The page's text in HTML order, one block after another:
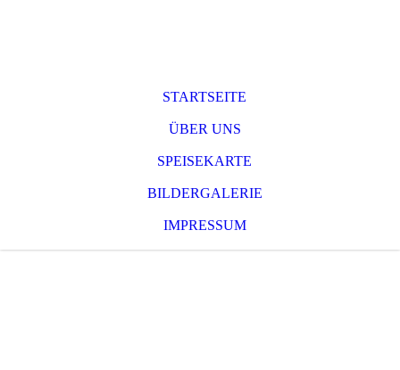
STARTSEITE
ÜBER UNS
SPEISEKARTE
BILDERGALERIE
IMPRESSUM